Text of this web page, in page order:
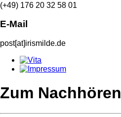
(+49) 176 20 32 58 01
E-Mail
post[at]irismilde.de
Zum Nachhören